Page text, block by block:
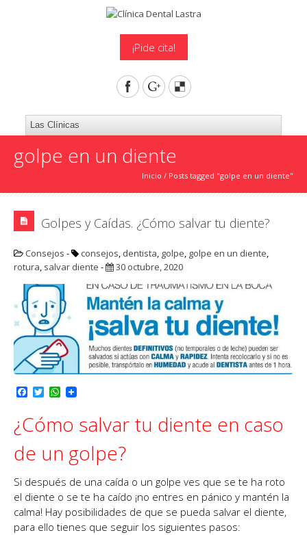
¡Pide cita!
golpe en un diente
Inicio / Posts tagged "golpe en un diente"
Golpes y Caídas. ¿Cómo salvar tu diente?
Consejos - consejos, dentista, golpe, golpe en un diente,
rotura, salvar diente - 30 octubre, 2020
b
o
o
T
t
t
e
r
W
t
s
A
p
¿Cómo salvar tu diente en caso
de un golpe?
Si después de una caída o un golpe ves que se te ha roto
el diente o se te ha caído ¡no entres en pánico y mantén la
calma! Hay posibilidades de que se pueda salvar el diente,
para ello tienes que seguir los siguientes pasos: